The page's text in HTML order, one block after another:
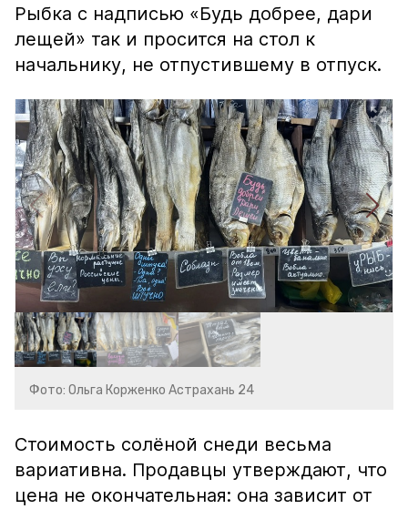
Рыбка с надписью «Будь добрее, дари
лещей» так и просится на стол к
начальнику, не отпустившему в отпуск.
Фото: Ольга Корженко Астрахань 24
Стоимость солёной снеди весьма
вариативна. Продавцы утверждают, что
цена не окончательная: она зависит от